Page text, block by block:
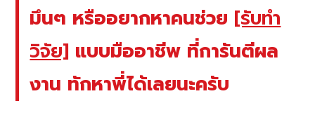
มึนๆ หรืออยากหาคนช่วย [รับทำ
วิจัย] แบบมืออาชีพ ที่การันตีผล
งาน ทักหาพี่ได้เลยนะครับ